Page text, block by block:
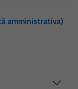
amministrativa)